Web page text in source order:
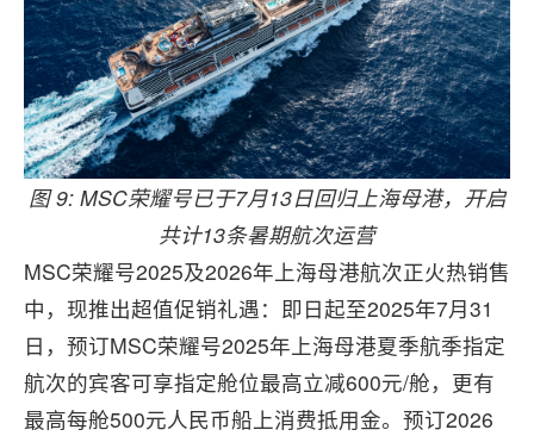
图 9: MSC荣耀号已于7月13日回归上海母港，开启
共计13条暑期航次运营
MSC荣耀号2025及2026年上海母港航次正火热销售
中，现推出超值促销礼遇：即日起至2025年7月31
日，预订MSC荣耀号2025年上海母港夏季航季指定
航次的宾客可享指定舱位最高立减600元/舱，更有
最高每舱500元人民币船上消费抵用金。预订2026